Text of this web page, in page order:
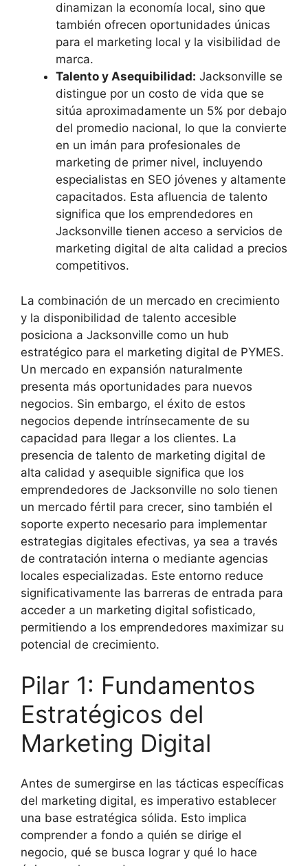
dinamizan la economía local, sino que
también ofrecen oportunidades únicas
para el marketing local y la visibilidad de
marca.
Talento y Asequibilidad: Jacksonville se
distingue por un costo de vida que se
sitúa aproximadamente un 5% por debajo
del promedio nacional, lo que la convierte
en un imán para profesionales de
marketing de primer nivel, incluyendo
especialistas en SEO jóvenes y altamente
capacitados. Esta afluencia de talento
significa que los emprendedores en
Jacksonville tienen acceso a servicios de
marketing digital de alta calidad a precios
competitivos.
La combinación de un mercado en crecimiento
y la disponibilidad de talento accesible
posiciona a Jacksonville como un hub
estratégico para el marketing digital de PYMES.
Un mercado en expansión naturalmente
presenta más oportunidades para nuevos
negocios. Sin embargo, el éxito de estos
negocios depende intrínsecamente de su
capacidad para llegar a los clientes. La
presencia de talento de marketing digital de
alta calidad y asequible significa que los
emprendedores de Jacksonville no solo tienen
un mercado fértil para crecer, sino también el
soporte experto necesario para implementar
estrategias digitales efectivas, ya sea a través
de contratación interna o mediante agencias
locales especializadas. Este entorno reduce
significativamente las barreras de entrada para
acceder a un marketing digital sofisticado,
permitiendo a los emprendedores maximizar su
potencial de crecimiento.
Pilar 1: Fundamentos
Estratégicos del
Marketing Digital
Antes de sumergirse en las tácticas específicas
del marketing digital, es imperativo establecer
una base estratégica sólida. Esto implica
comprender a fondo a quién se dirige el
negocio, qué se busca lograr y qué lo hace